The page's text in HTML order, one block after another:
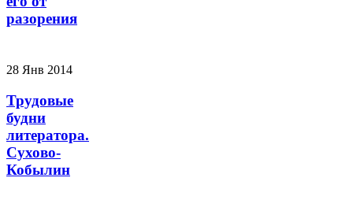
разорения
28 Янв 2014
Трудовые
будни
литератора.
Сухово-
Кобылин